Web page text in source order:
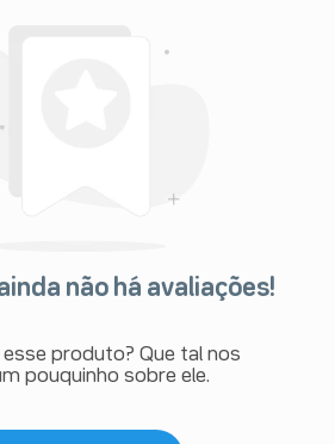
não há avaliações!
produto? Que tal nos
pouquinho sobre ele.